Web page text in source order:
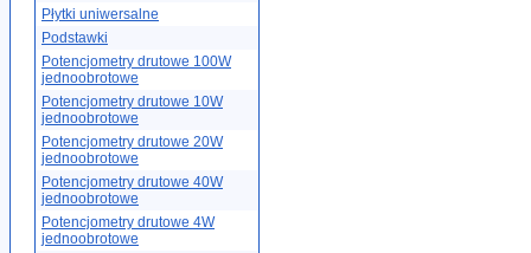
Płytki uniwersalne
Podstawki
Potencjometry drutowe 100W
jednoobrotowe
Potencjometry drutowe 10W
jednoobrotowe
Potencjometry drutowe 20W
jednoobrotowe
Potencjometry drutowe 40W
jednoobrotowe
Potencjometry drutowe 4W
jednoobrotowe